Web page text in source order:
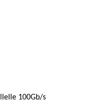
100Gb/s